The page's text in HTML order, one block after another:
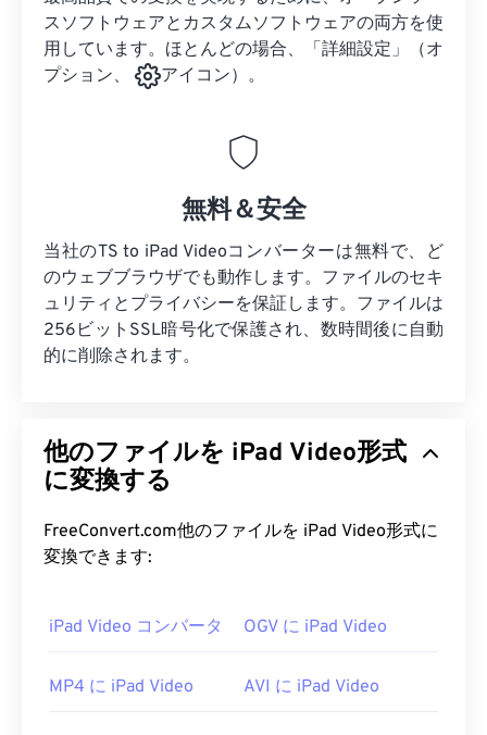
スソフトウェアとカスタムソフトウェアの両方を使
用しています。ほとんどの場合、「詳細設定」（オ
プション、
アイコン）。
無料＆安全
当社のTS to iPad Videoコンバーターは無料で、ど
のウェブブラウザでも動作します。ファイルのセキ
ュリティとプライバシーを保証します。ファイルは
256ビットSSL暗号化で保護され、数時間後に自動
的に削除されます。
他のファイルを iPad Video形式
に変換する
FreeConvert.com他のファイルを iPad Video形式に
変換できます:
iPad Video コンバータ OGV に iPad Video
MP4 に iPad Video AVI に iPad Video